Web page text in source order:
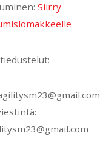
Siirry